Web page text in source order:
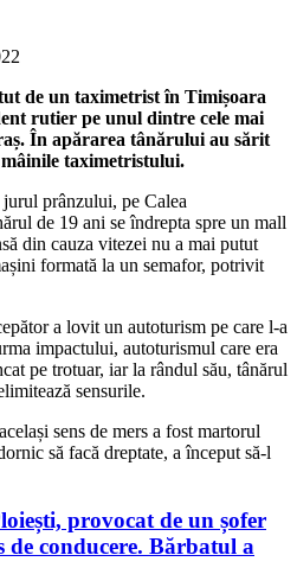
de un taximetrist în Timișoara
rutier pe unul dintre cele mai
În apărarea tânărului au sărit
taximetristului.
prânzului, pe Calea
de 19 ani se îndrepta spre un mall
din cauza vitezei nu a mai putut
formată la un semafor, potrivit
a lovit un autoturism pe care l-a
impactului, autoturismul care era
pe trotuar, iar la rândul său, tânărul
sensurile.
sens de mers a fost martorul
să facă dreptate, a început să-l
provocat de un șofer
conducere. Bărbatul a